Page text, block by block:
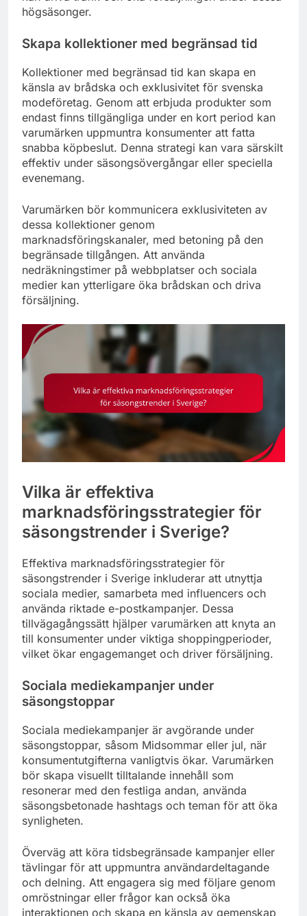
högsäsonger.
Skapa kollektioner med begränsad tid
Kollektioner med begränsad tid kan skapa en
känsla av brådska och exklusivitet för svenska
modeföretag. Genom att erbjuda produkter som
endast finns tillgängliga under en kort period kan
varumärken uppmuntra konsumenter att fatta
snabba köpbeslut. Denna strategi kan vara särskilt
effektiv under säsongsövergångar eller speciella
evenemang.
Varumärken bör kommunicera exklusiviteten av
dessa kollektioner genom
marknadsföringskanaler, med betoning på den
begränsade tillgången. Att använda
nedräkningstimer på webbplatser och sociala
medier kan ytterligare öka brådskan och driva
försäljning.
Vilka är effektiva
marknadsföringsstrategier för
säsongstrender i Sverige?
Effektiva marknadsföringsstrategier för
säsongstrender i Sverige inkluderar att utnyttja
sociala medier, samarbeta med influencers och
använda riktade e-postkampanjer. Dessa
tillvägagångssätt hjälper varumärken att knyta an
till konsumenter under viktiga shoppingperioder,
vilket ökar engagemanget och driver försäljning.
Sociala mediekampanjer under
säsongstoppar
Sociala mediekampanjer är avgörande under
säsongstoppar, såsom Midsommar eller jul, när
konsumentutgifterna vanligtvis ökar. Varumärken
bör skapa visuellt tilltalande innehåll som
resonerar med den festliga andan, använda
säsongsbetonade hashtags och teman för att öka
synligheten.
Överväg att köra tidsbegränsade kampanjer eller
tävlingar för att uppmuntra användardeltagande
och delning. Att engagera sig med följare genom
omröstningar eller frågor kan också öka
interaktionen och skapa en känsla av gemenskap